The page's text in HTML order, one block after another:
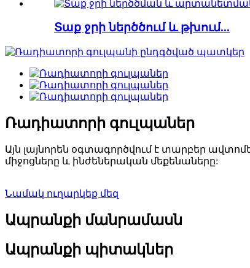
Տաք ջրի ներծծում և թխում...
Ռադիատորի գուլպաներ
Այն լայնորեն օգտագործվում է տարբեր
միջոցները և ինժեներական մեքենաները:
Նամակ ուղարկեք մեզ
Ապրանքի մանրամասն
Ապրանքի պիտակներ